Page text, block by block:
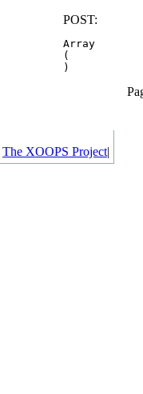
POST:
Array
(
The XOOPS Project|